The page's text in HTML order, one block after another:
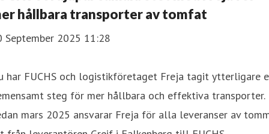
hållbara transporter av tomfat
September 2025 11:28
har FUCHS och logistikföretaget Freja tagit ytterligare
steg för mer hållbara och effektiva transporter.
mars 2025 ansvarar Freja för alla leveranser av